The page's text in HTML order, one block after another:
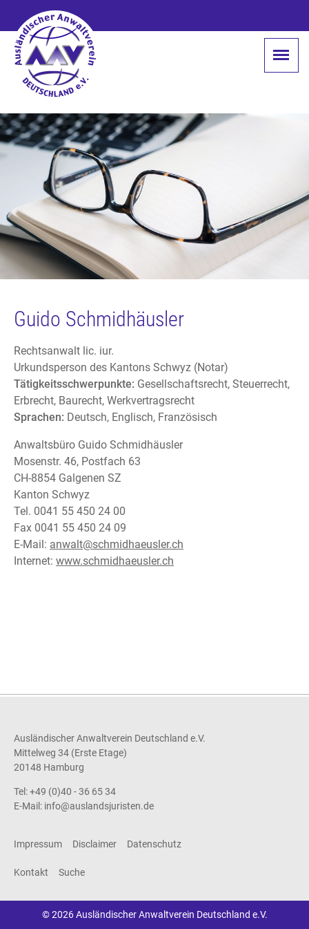
Guido Schmidhäusler
Rechtsanwalt lic. iur.
Urkundsperson des Kantons Schwyz (Notar)
Tätigkeitsschwerpunkte: Gesellschaftsrecht, Steuerrecht,
Erbrecht, Baurecht, Werkvertragsrecht
Sprachen: Deutsch, Englisch, Französisch
Anwaltsbüro Guido Schmidhäusler
Mosenstr. 46, Postfach 63
CH-8854 Galgenen SZ
Kanton Schwyz
Tel. 0041 55 450 24 00
Fax 0041 55 450 24 09
E-Mail: anwalt@schmidhaeusler.ch
Internet: www.schmidhaeusler.ch
Ausländischer Anwaltverein Deutschland e.V.
Mittelweg 34 (Erste Etage)
20148 Hamburg
Tel: +49 (0)40 - 36 65 34
E-Mail: info@auslandsjuristen.de
Impressum Disclaimer Datenschutz
Kontakt Suche
© 2026 Ausländischer Anwaltverein Deutschland e.V.